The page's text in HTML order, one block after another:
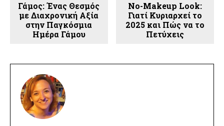
Γάμος: Ένας Θεσμός
με Διαχρονική Αξία
στην Παγκόσμια
Ημέρα Γάμου
No-Makeup Look:
Γιατί Κυριαρχεί το
2025 και Πώς να το
Πετύχεις